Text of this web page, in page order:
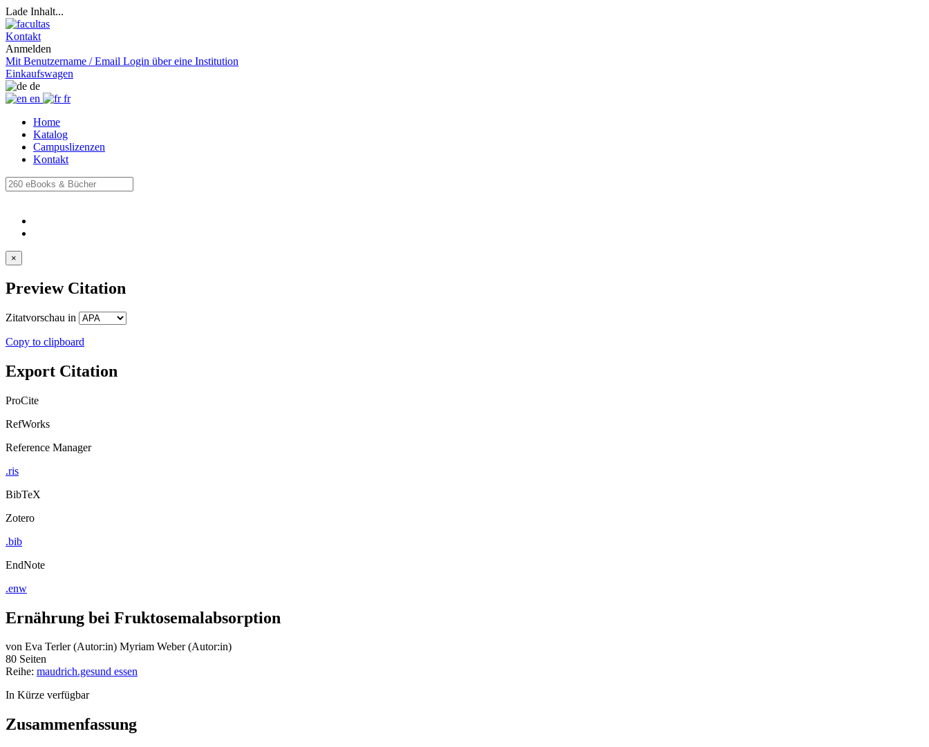
Lade Inhalt...
Kontakt
Anmelden
Mit Benutzername / Email Login über eine Institution
Einkaufswagen
de
en
fr
Home
Katalog
Campuslizenzen
Kontakt
×
Preview Citation
Zitatvorschau in
Copy to clipboard
Export Citation
ProCite
RefWorks
Reference Manager
.ris
BibTeX
Zotero
.bib
EndNote
.enw
Ernährung bei Fruktosemalabsorption
von Eva Terler (Autor:in) Myriam Weber (Autor:in)
80 Seiten
Reihe: maudrich.gesund essen
In Kürze verfügbar
Zusammenfassung